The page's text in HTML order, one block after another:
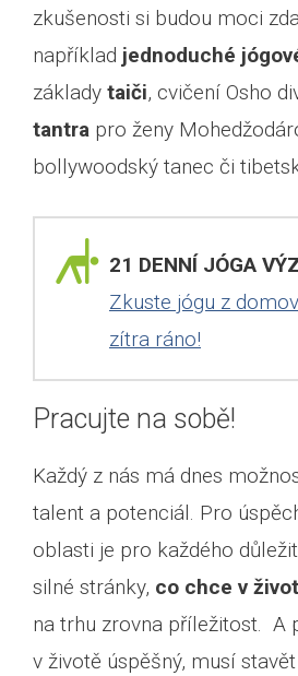
zkušenosti si budou moci
například jednoduché
základy taiči, cvičení Osho
tantra pro ženy
bollywoodský tanec či
21 DENNÍ JÓGA
Zkuste jógu z
zítra ráno!
Pracujte na sobě!
Každý z nás má dnes
talent a potenciál. Pro
oblasti je pro každého
silné stránky, co chce v
na trhu zrovna příležitost. A
v životě úspěšný, musí